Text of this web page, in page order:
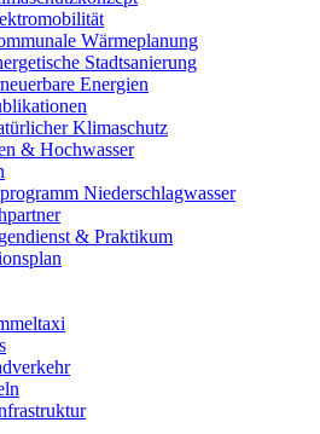
Wärmeplanung
Stadtsanierung
Energien
Klimaschutz
& Hochwasser
Niederschlagwasser
& Praktikum